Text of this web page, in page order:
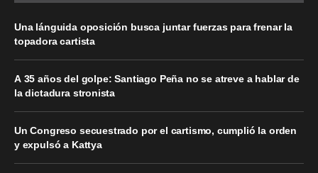
Una lánguida oposición busca juntar fuerzas para frenar la
topadora cartista
A 35 años del golpe: Santiago Peña no se atreve a hablar de
la dictadura stronista
Un Congreso secuestrado por el cartismo, cumplió la orden
y expulsó a Kattya